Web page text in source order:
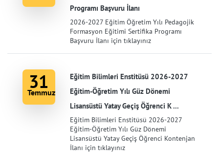
Programı Başvuru İlanı
2026-2027 Eğitim Öğretim Yılı Pedagojik
Formasyon Eğitimi Sertifika Programı
Başvuru İlanı için tıklayınız
31
Temmuz
Eğitim Bilimleri Enstitüsü 2026-2027
Eğitim-Öğretim Yılı Güz Dönemi
Lisansüstü Yatay Geçiş Öğrenci K ...
Eğitim Bilimleri Enstitüsü 2026-2027
Eğitim-Öğretim Yılı Güz Dönemi
Lisansüstü Yatay Geçiş Öğrenci Kontenjan
İlanı için tıklayınız